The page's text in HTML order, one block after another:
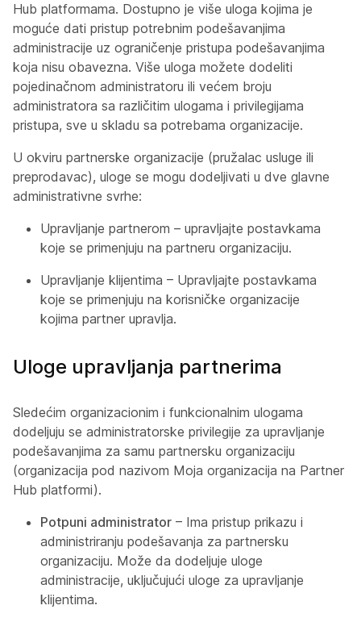
Hub platformama. Dostupno je više uloga kojima je
moguće dati pristup potrebnim podešavanjima
administracije uz ograničenje pristupa podešavanjima
koja nisu obavezna. Više uloga možete dodeliti
pojedinačnom administratoru ili većem broju
administratora sa različitim ulogama i privilegijama
pristupa, sve u skladu sa potrebama organizacije.
U okviru partnerske organizacije (pružalac usluge ili
preprodavac), uloge se mogu dodeljivati u dve glavne
administrativne svrhe:
Upravljanje partnerom – upravljajte postavkama
koje se primenjuju na partneru organizaciju.
Upravljanje klijentima – Upravljajte postavkama
koje se primenjuju na korisničke organizacije
kojima partner upravlja.
Uloge upravljanja partnerima
Sledećim organizacionim i funkcionalnim ulogama
dodeljuju se administratorske privilegije za upravljanje
podešavanjima za samu partnersku organizaciju
(organizacija pod nazivom Moja organizacija na Partner
Hub platformi).
Potpuni administrator – Ima pristup prikazu i
administriranju podešavanja za partnersku
organizaciju. Može da dodeljuje uloge
administracije, uključujući uloge za upravljanje
klijentima.